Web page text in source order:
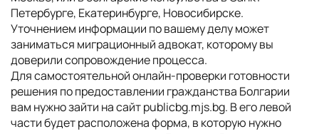
Петербурге, Екатеринбурге, Новосибирске.
Уточнением информации по вашему делу может
заниматься миграционный адвокат, которому вы
доверили сопровождение процесса.
Для самостоятельной онлайн-проверки готовности
решения по предоставлении гражданства Болгарии
вам нужно зайти на сайт publicbg.mjs.bg. В его левой
части будет расположена форма, в которую нужно